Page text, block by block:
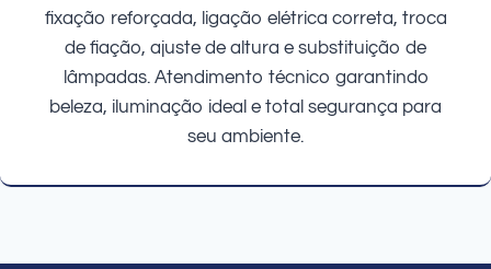
fixação reforçada, ligação elétrica correta, troca
de fiação, ajuste de altura e substituição de
lâmpadas. Atendimento técnico garantindo
beleza, iluminação ideal e total segurança para
seu ambiente.